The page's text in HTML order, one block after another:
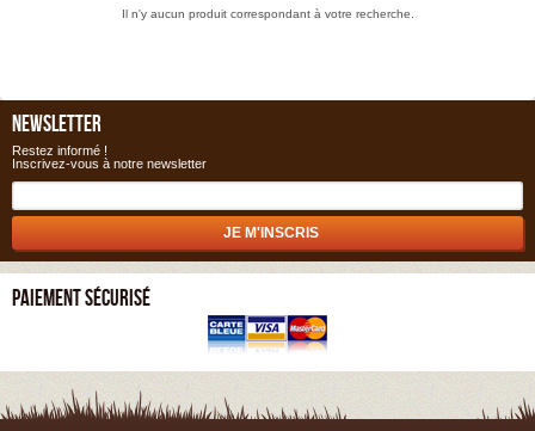
Il n'y aucun produit correspondant à votre recherche.
NEWSLETTER
Restez informé !
Inscrivez-vous à notre newsletter
PAIEMENT SÉCURISÉ